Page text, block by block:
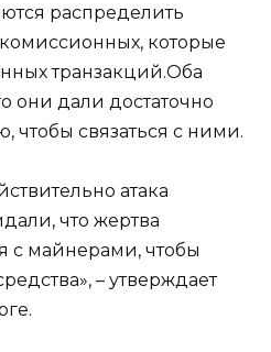
распределить
которые
транзакций.Оба
они дали достаточно
чтобы связаться с ними.
атака
что жертва
с майнерами, чтобы
– утверждает